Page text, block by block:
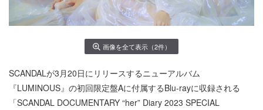
画像を全て表示（2件）
SCANDALが3月20日にリリースするニューアルバム
『LUMINOUS』の初回限定盤Aに付属するBlu-rayに収録される
「SCANDAL DOCUMENTARY “her” Diary 2023 SPECIAL